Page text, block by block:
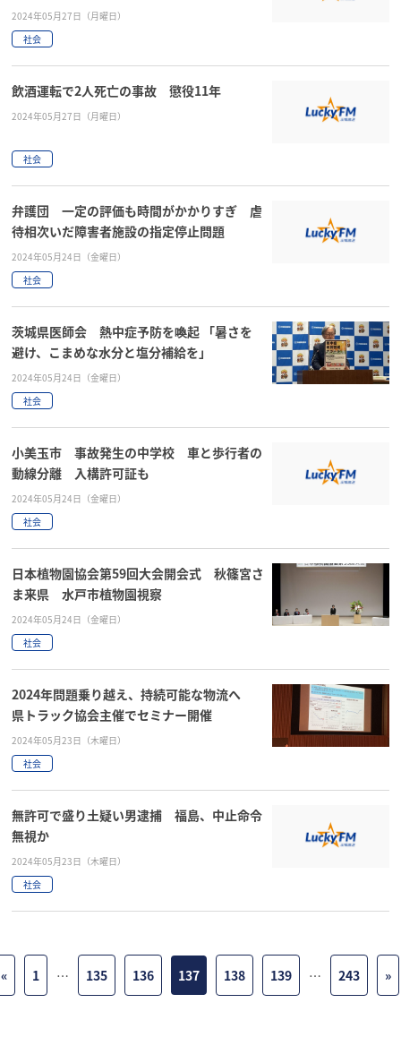
2024年05月27日（月曜日）
社会
飲酒運転で2人死亡の事故 懲役11年
2024年05月27日（月曜日）
社会
弁護団 一定の評価も時間がかかりすぎ 虐
待相次いだ障害者施設の指定停止問題
2024年05月24日（金曜日）
社会
茨城県医師会 熱中症予防を喚起 「暑さを
避け、こまめな水分と塩分補給を」
2024年05月24日（金曜日）
社会
小美玉市 事故発生の中学校 車と歩行者の
動線分離 入構許可証も
2024年05月24日（金曜日）
社会
日本植物園協会第59回大会開会式 秋篠宮さ
ま来県 水戸市植物園視察
2024年05月24日（金曜日）
社会
2024年問題乗り越え、持続可能な物流へ
県トラック協会主催でセミナー開催
2024年05月23日（木曜日）
社会
無許可で盛り土疑い男逮捕 福島、中止命令
無視か
2024年05月23日（木曜日）
社会
« 1 … 135 136 137 138 139 … 243 »